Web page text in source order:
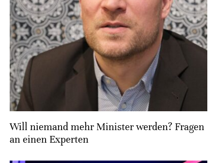
Will niemand mehr Minister werden? Fragen
an einen Experten